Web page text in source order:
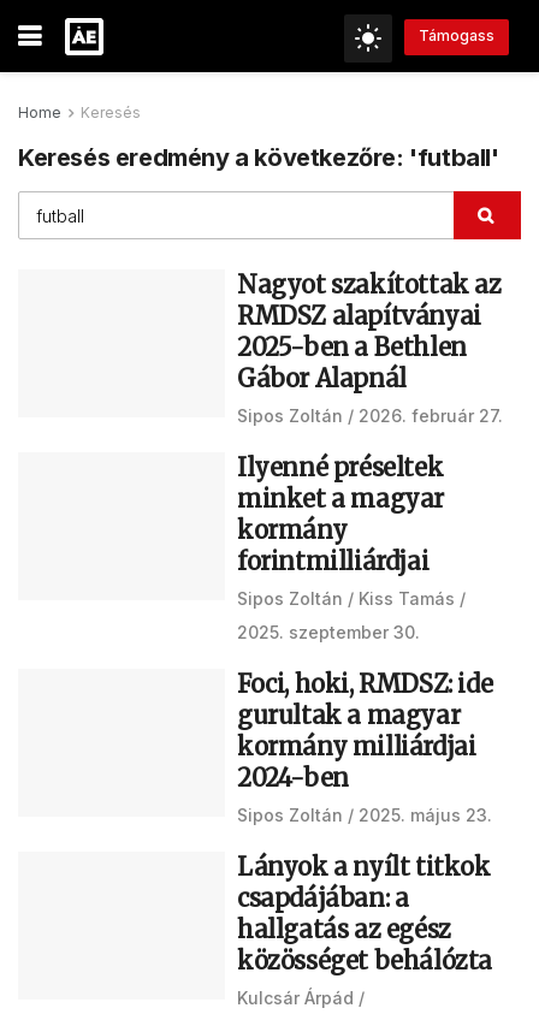
Támogass
Home Keresés
Keresés eredmény a következőre: 'futball'
Nagyot szakítottak az
RMDSZ alapítványai
2025-ben a Bethlen
Gábor Alapnál
Sipos Zoltán 2026. február 27.
Ilyenné préseltek
minket a magyar
kormány
forintmilliárdjai
Sipos Zoltán
Kiss Tamás
2025. szeptember 30.
Foci, hoki, RMDSZ: ide
gurultak a magyar
kormány milliárdjai
2024-ben
Sipos Zoltán 2025. május 23.
Lányok a nyílt titkok
csapdájában: a
hallgatás az egész
közösséget behálózta
Kulcsár Árpád